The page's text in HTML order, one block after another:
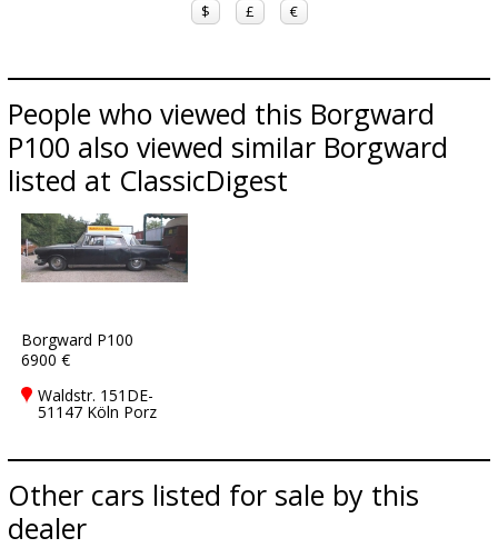
$ £ €
People who viewed this Borgward
P100 also viewed similar Borgward
listed at ClassicDigest
Borgward P100
6900 €
Waldstr. 151DE-
51147 Köln Porz
Other cars listed for sale by this
dealer